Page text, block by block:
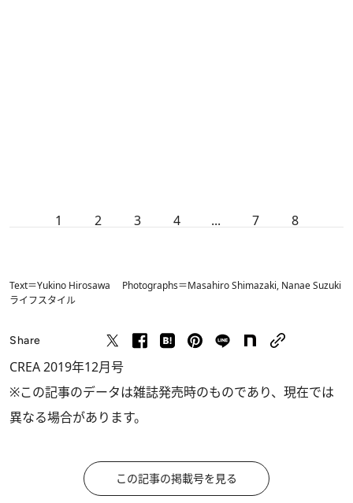
1 2 3 4 ... 7 8
Text＝Yukino Hirosawa Photographs＝Masahiro Shimazaki, Nanae Suzuki
ライフスタイル
Share
CREA 2019年12月号
※この記事のデータは雑誌発売時のものであり、現在では
異なる場合があります。
この記事の掲載号を見る